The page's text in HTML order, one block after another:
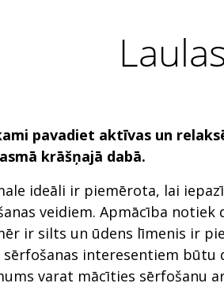
pavadiet aktīvas un
krāšņajā dabā.
ideāli ir piemērota, lai
veidiem. Apmācība notiek
ir silts un ūdens līmenis ir
sērfošanas interesentiem būtu
varat mācīties sērfošanu